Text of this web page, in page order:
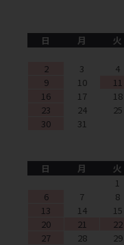
日
月 火
2
3 4
9
10 11
16
17 18
23
24 25
30
31
日
月 火
1
6
7 8
13
14 15
20
21 22
27
28 29